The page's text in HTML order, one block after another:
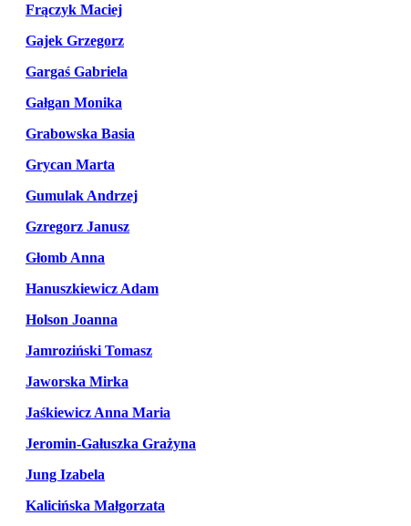
Frączyk Maciej
Gajek Grzegorz
Gargaś Gabriela
Gałgan Monika
Grabowska Basia
Grycan Marta
Gumulak Andrzej
Gzregorz Janusz
Głomb Anna
Hanuszkiewicz Adam
Holson Joanna
Jamroziński Tomasz
Jaworska Mirka
Jaśkiewicz Anna Maria
Jeromin-Gałuszka Grażyna
Jung Izabela
Kalicińska Małgorzata